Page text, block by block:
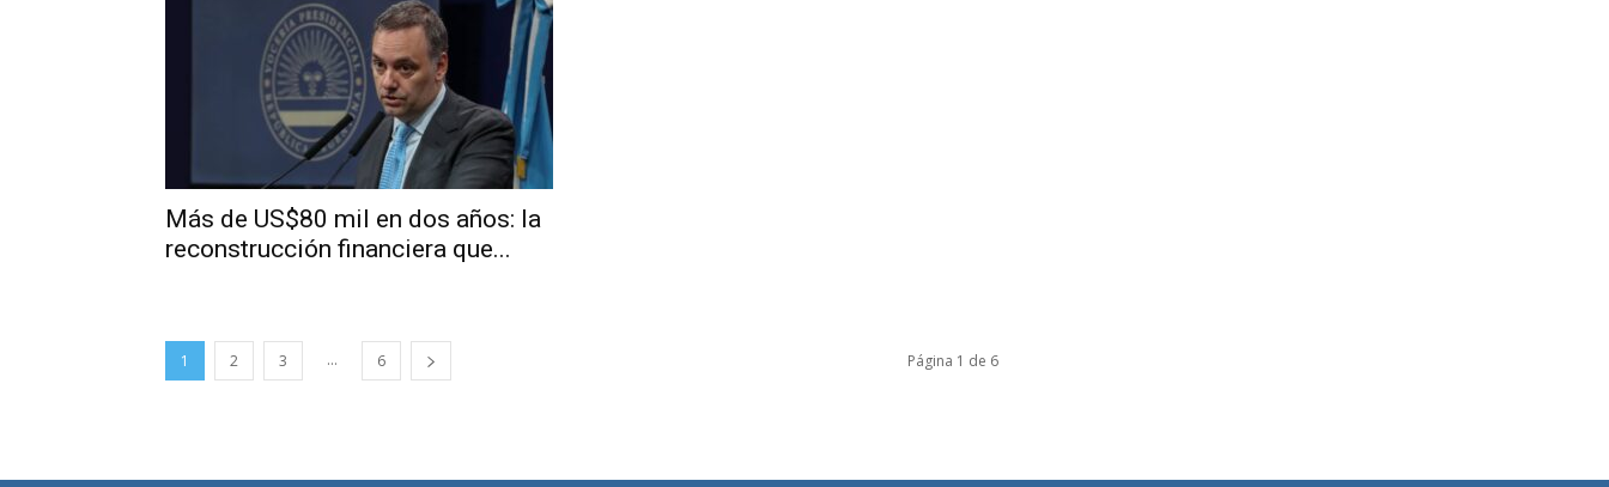
Más de US$80 mil en dos años: la
reconstrucción financiera que...
1 2 3 ... 6 Página 1 de 6